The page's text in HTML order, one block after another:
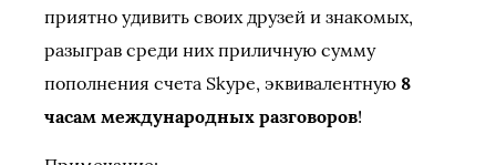
приятно удивить своих друзей и знакомых,
разыграв среди них приличную сумму
пополнения счета Skype, эквивалентную 8
часам международных разговоров!